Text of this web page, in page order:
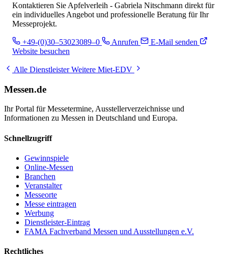
Kontaktieren Sie Apfelverleih - Gabriela Nitschmann direkt für
ein individuelles Angebot und professionelle Beratung für Ihr
Messeprojekt.
+49-(0)30–53023089–0 Anrufen
E-Mail senden
Website besuchen
Alle DienstleisterWeitere Miet-EDV
Messen.de
Ihr Portal für Messetermine, Ausstellerverzeichnisse und
Informationen zu Messen in Deutschland und Europa.
Schnellzugriff
Gewinnspiele
Online-Messen
Branchen
Veranstalter
Messeorte
Messe eintragen
Werbung
Dienstleister-Eintrag
FAMA Fachverband Messen und Ausstellungen e.V.
Rechtliches